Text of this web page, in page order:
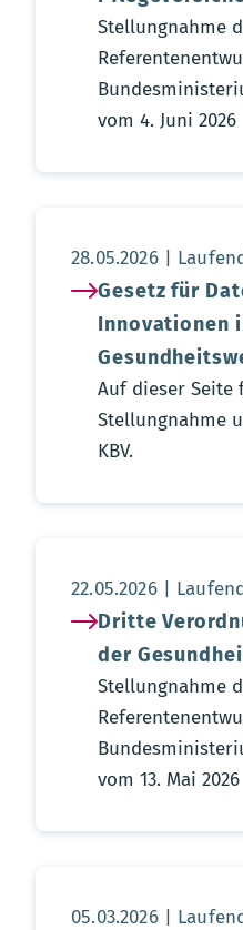
Stellungnahme
vom 4. Juni 2026
28.05.2026
Gesetz für
Innovationen
Auf dieser Seite
Stellungnahme
KBV.
22.05.2026
Dritte
der
Stellungnahme
vom 13. Mai 2026
05.03.2026